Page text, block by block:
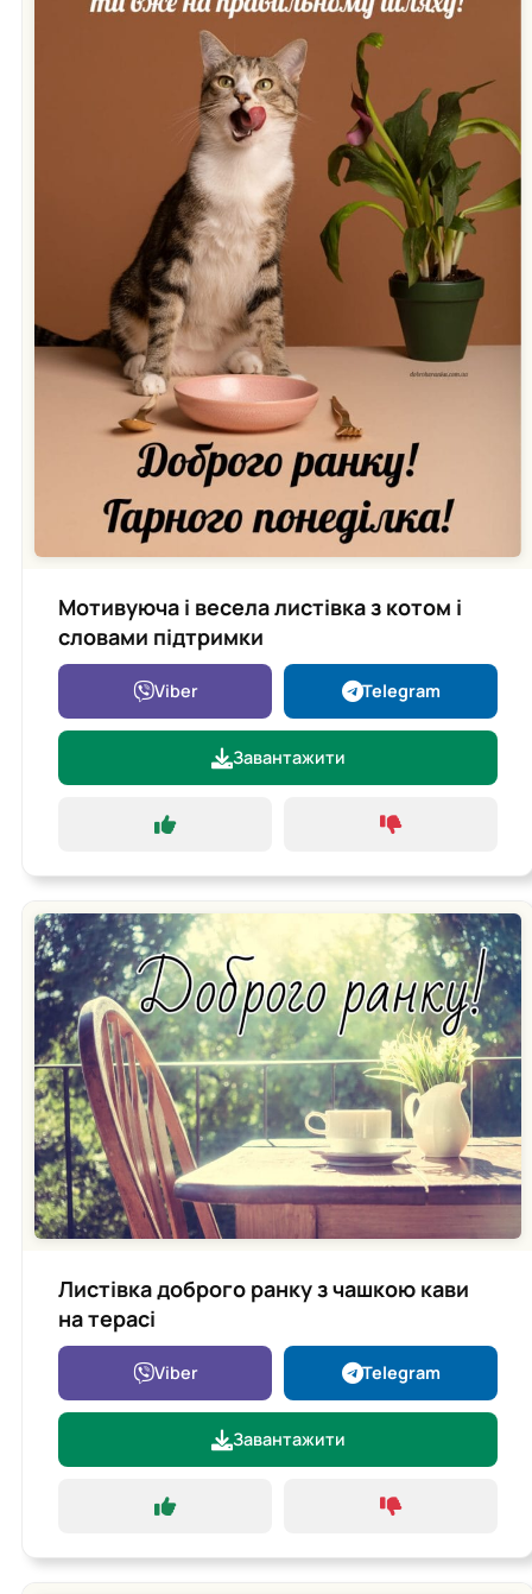
Мотивуюча і весела листівка з котом і
словами підтримки
Viber Telegram
Завантажити
Листівка доброго ранку з чашкою кави
на терасі
Viber Telegram
Завантажити